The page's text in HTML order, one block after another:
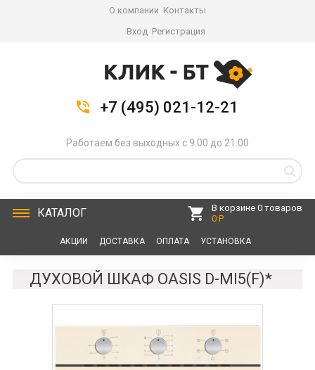
О компании Контакты
Вход Регистрация
+7 (495) 021-12-21
Работаем без выходных с 9:00 до 21:00
КАТАЛОГ
В корзине 0 товаров
0 Р
АКЦИИ ДОСТАВКА ОПЛАТА УСТАНОВКА
ДУХОВОЙ ШКАФ OASIS D-MI5(F)*